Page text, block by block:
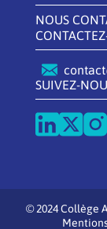
NOUS
SUIVEZ-
© 2024 Collège